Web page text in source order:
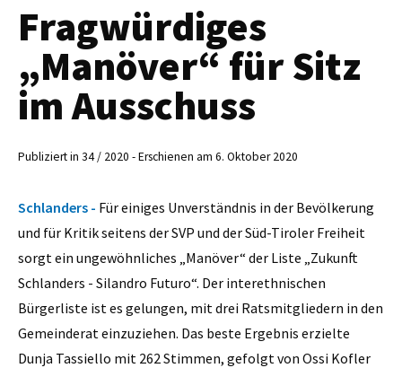
Fragwürdiges
„Manöver“ für Sitz
im Ausschuss
Publiziert in 34 / 2020 - Erschienen am 6. Oktober 2020
Schlanders - Für einiges Unverständnis in der Bevölkerung
und für Kritik seitens der SVP und der Süd-Tiroler Freiheit
sorgt ein ungewöhnliches „Manöver“ der Liste „Zukunft
Schlanders - Silandro Futuro“. Der interethnischen
Bürgerliste ist es gelungen, mit drei Ratsmitgliedern in den
Gemeinderat einzuziehen. Das beste Ergebnis erzielte
Dunja Tassiello mit 262 Stimmen, gefolgt von Ossi Kofler